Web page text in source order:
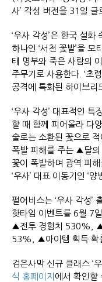
사’ 각성 버전을 31일
‘우사 각성’은 한국 설
하나인 ‘서천 꽃밭’을
태 명부와 죽은 사람의
주무기로 사용한다. ‘초
공격에 특화된 하이브
‘우사 각성’ 대표적인
할 때 함께 피어올라 다
술로는 소환된 꽃으로
폭발 피해를 주는 ▲달의
꽃이 폭발하며 광역 피
‘우사’ 대표 이동기인 ‘
펄어비스는 ‘우사 각성’
핫타임 이벤트를 6월 7
▲전투 경험치 530%,
53%, ▲아이템 획득
검은사막 신규 클래스 ‘
식 홈페이지 에서 확인할